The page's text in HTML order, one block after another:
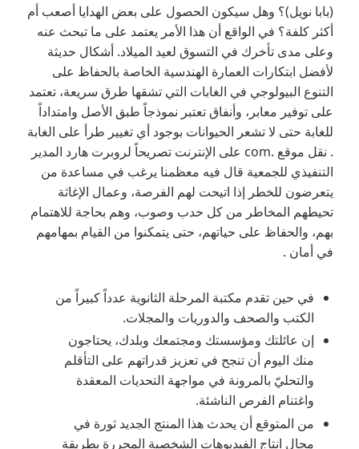
(بابا نويل)؟ وهل سيكون الحصول على بعض الهدايا أصعب أم
أكثر كلفة؟ في الواقع أن هذا الأمر يعتمد على ما تبحث عنه
وعلى مدى تأخرك في التسوق لعيد الميلاد. أشكال حديثة
لأفضل ابتكارات العمارة الهندسية الخاصة بالحفاظ على
التنوع البيولوجي في الغابات التي تشقها طرق سريعة، تعتمد
على توفير معابر، وأنفاق تعتبر نموذجاً طبق الأصل وامتداداً
للغابة حتى لا تشعر الحيوانات بوجود أي تغيير طرأ على الغابة
. نقل موقع .com على الإنترنت تصريحاً لروبرت هارد المدير
التنفيذي للجمعية قال فيه معظمنا يرغب في مساعدة من
يتعرضون للخطر إذا اتيحت لهم الفرصة، وعمال الإغاثة
تحيطهم المخاطر من كل حدب وصوب، وهم بحاجة للاهتمام
بهم، والحفاظ على حياتهم، حتى يتمكنوا من القيام بمهامهم
في أمان .
في حين تقدم مكتبة المرحلة الثانوية عدداً كبيراً من
الكتب والصحف والدوريات والمجلات.
إن عائلتك ومؤسستك ومجتمعك وبلدك، يحتاجون
منك اليوم أن تنجح في تعزيز قدراتهم على التأقلم
والتحليّ بالمرونة في مواجهة التحديات المعقدة
واغتنام الفرص الناشئة.
من المتوقع أن يحدث هذا المنتج الجديد ثورة في
مجال انتاج الفيديوهات الشخصية المحررة بطريقة